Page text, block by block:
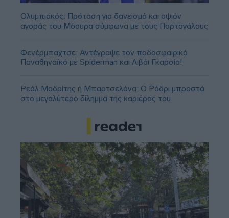
Ολυμπιακός: Πρόταση για δανεισμό και οψιόν
αγοράς του Μόουρα σύμφωνα με τους Πορτογάλους
Φενέρμπαχτσε: Αντέγραψε τον ποδοσφαιρικό
Παναθηναϊκό με Spiderman και Λιβάι Γκαρσία!
Ρεάλ Μαδρίτης ή Μπαρτσελόνα; Ο Ρόδρι μπροστά
στο μεγαλύτερο δίλημμα της καριέρας του